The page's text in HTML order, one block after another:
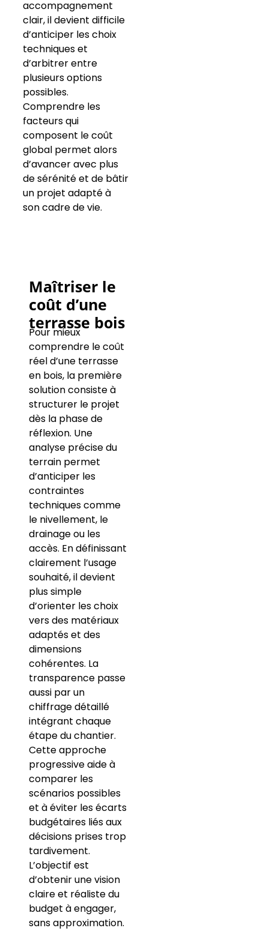
accompagnement
clair, il devient difficile
d’anticiper les choix
techniques et
d’arbitrer entre
plusieurs options
possibles.
Comprendre les
facteurs qui
composent le coût
global permet alors
d’avancer avec plus
de sérénité et de bâtir
un projet adapté à
son cadre de vie.
Maîtriser le
coût d’une
terrasse bois
Pour mieux
comprendre le coût
réel d’une terrasse
en bois, la première
solution consiste à
structurer le projet
dès la phase de
réflexion. Une
analyse précise du
terrain permet
d’anticiper les
contraintes
techniques comme
le nivellement, le
drainage ou les
accès. En définissant
clairement l’usage
souhaité, il devient
plus simple
d’orienter les choix
vers des matériaux
adaptés et des
dimensions
cohérentes. La
transparence passe
aussi par un
chiffrage détaillé
intégrant chaque
étape du chantier.
Cette approche
progressive aide à
comparer les
scénarios possibles
et à éviter les écarts
budgétaires liés aux
décisions prises trop
tardivement.
L’objectif est
d’obtenir une vision
claire et réaliste du
budget à engager,
sans approximation.